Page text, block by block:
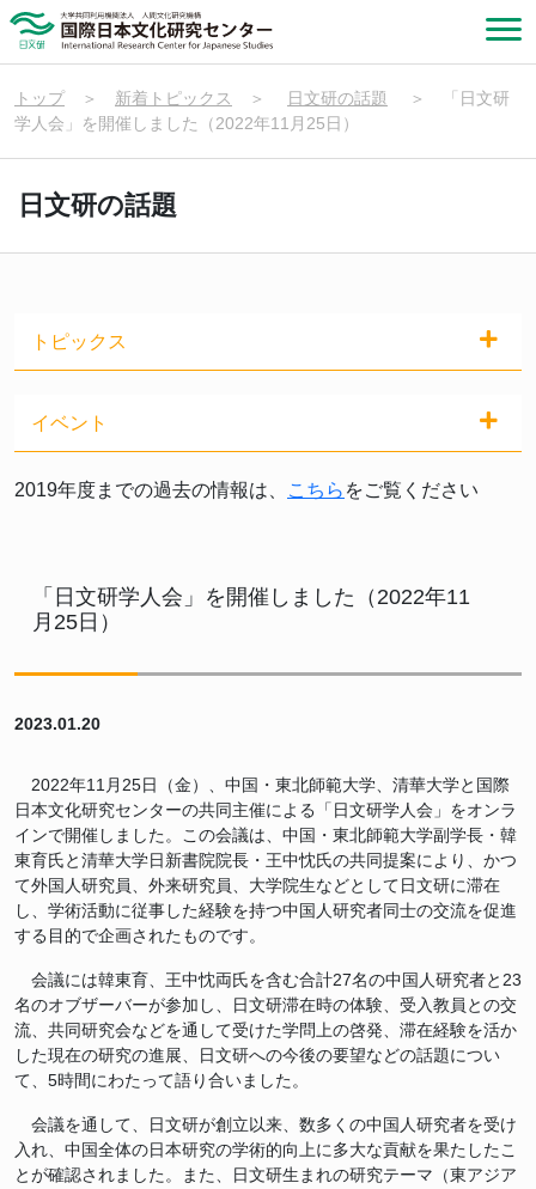
トップ＞ 新着トピックス ＞ 日文研の話題 ＞
「日文研
学人会」を開催しました（2022年11月25日）
日文研の話題
トピックス
イベント
2019年度までの過去の情報は、 こちら をご覧ください
「日文研学人会」を開催しました（2022年11
月25日）
2023.01.20
2022年11月25日（金）、中国・東北師範大学、清華大学と国際
日本文化研究センターの共同主催による「日文研学人会」をオンラ
インで開催しました。この会議は、中国・東北師範大学副学長・韓
東育氏と清華大学日新書院院長・王中忱氏の共同提案により、かつ
て外国人研究員、外来研究員、大学院生などとして日文研に滞在
し、学術活動に従事した経験を持つ中国人研究者同士の交流を促進
する目的で企画されたものです。
会議には韓東育、王中忱両氏を含む合計27名の中国人研究者と23
名のオブザーバーが参加し、日文研滞在時の体験、受入教員との交
流、共同研究会などを通して受けた学問上の啓発、滞在経験を活か
した現在の研究の進展、日文研への今後の要望などの話題につい
て、5時間にわたって語り合いました。
会議を通して、日文研が創立以来、数多くの中国人研究者を受け
入れ、中国全体の日本研究の学術的向上に多大な貢献を果たしたこ
とが確認されました。また、日文研生まれの研究テーマ（東アジア